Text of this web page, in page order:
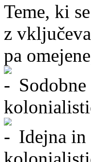
Teme, ki
z
pa
Idejna in